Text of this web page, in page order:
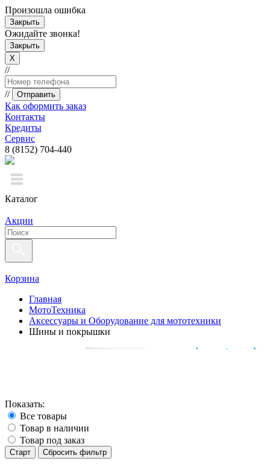
Произошла ошибка
Закрыть
Ожидайте звонка!
Закрыть
X
//
// Отправить
Как оформить заказ
Контакты
Кредиты
Сервис
8 (8152) 704-440
Каталог
Акции
Корзина
Главная
МотоТехника
Аксессуары и Оборудование для мототехники
Шины и покрышки
Показать:
Все товары
Товар в наличии
Товар под заказ
Старт Сбросить фильтр